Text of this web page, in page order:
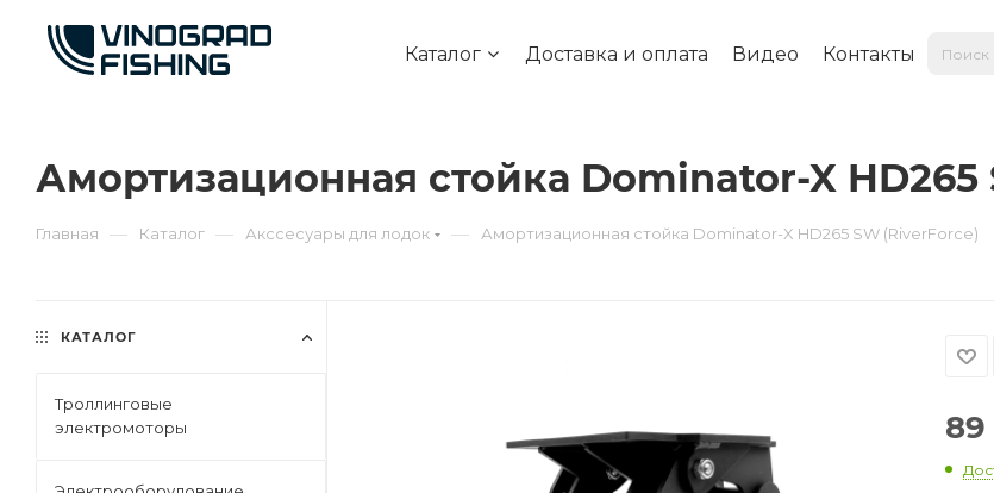
Каталог Доставка и оплата Видео Контакты
Амортизационная стойка Dominator-X HD265
Главная — Каталог — Акссесуары для лодок — Амортизационная стойка Dominator-X HD265 SW (RiverForce)
89
КАТАЛОГ
Троллинговые
электромоторы